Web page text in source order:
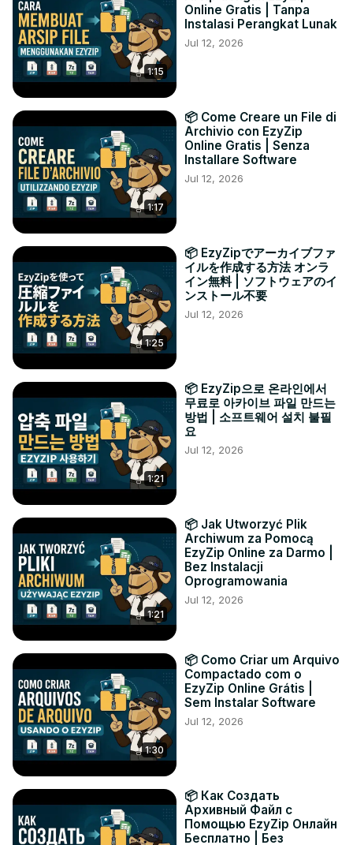
1:15
Online Gratis | Tanpa
Instalasi Perangkat Lunak
Jul 12, 2026
1:17
📦 Come Creare un File di
Archivio con EzyZip
Online Gratis | Senza
Installare Software
Jul 12, 2026
1:25
📦 EzyZipでアーカイブファ
イルを作成する方法 オンラ
イン無料 | ソフトウェアのイ
ンストール不要
Jul 12, 2026
1:21
📦 EzyZip으로 온라인에서
무료로 아카이브 파일 만드는
방법 | 소프트웨어 설치 불필
요
Jul 12, 2026
1:21
📦 Jak Utworzyć Plik
Archiwum za Pomocą
EzyZip Online za Darmo |
Bez Instalacji
Oprogramowania
Jul 12, 2026
1:30
📦 Como Criar um Arquivo
Compactado com o
EzyZip Online Grátis |
Sem Instalar Software
Jul 12, 2026
📦 Как Создать
Архивный Файл с
Помощью EzyZip Онлайн
Бесплатно | Без